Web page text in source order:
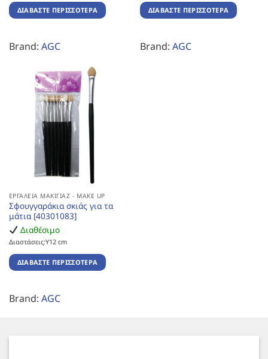
ΔΙΑΒΆΣΤΕ ΠΕΡΙΣΣΌΤΕΡΑ
Brand: AGC
ΔΙΑΒΆΣΤΕ ΠΕΡΙΣΣΌΤΕΡΑ
Brand: AGC
ΕΡΓΑΛΕΊΑ ΜΑΚΙΓΙΆΖ - MAKE UP
Σφουγγαράκια σκιάς για τα
μάτια [40301083]
Διαθέσιμο
Διαστάσεις:Υ12 cm
ΔΙΑΒΆΣΤΕ ΠΕΡΙΣΣΌΤΕΡΑ
Brand: AGC